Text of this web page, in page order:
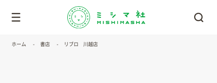
ホーム 書店 リブロ 川越店